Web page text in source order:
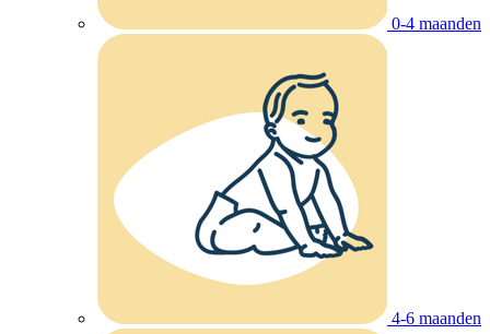
0-4 maanden
4-6 maanden